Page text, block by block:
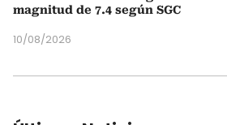
magnitud de 7.4 según SGC
10/08/2026